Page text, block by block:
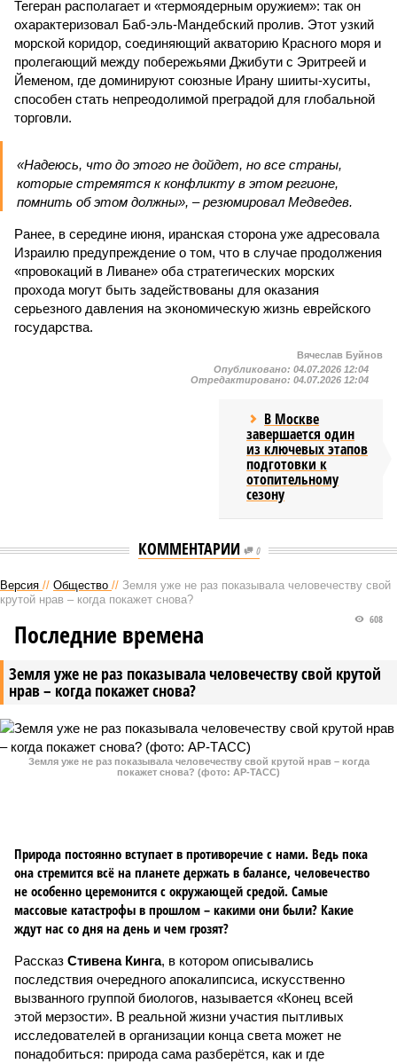
Тегеран располагает и «термоядерным оружием»: так он
охарактеризовал Баб-эль-Мандебский пролив. Этот узкий
морской коридор, соединяющий акваторию Красного моря и
пролегающий между побережьями Джибути с Эритреей и
Йеменом, где доминируют союзные Ирану шииты-хуситы,
способен стать непреодолимой преградой для глобальной
торговли.
«Надеюсь, что до этого не дойдет, но все страны,
которые стремятся к конфликту в этом регионе,
помнить об этом должны», – резюмировал Медведев.
Ранее, в середине июня, иранская сторона уже адресовала
Израилю предупреждение о том, что в случае продолжения
«провокаций в Ливане» оба стратегических морских
прохода могут быть задействованы для оказания
серьезного давления на экономическую жизнь еврейского
государства.
Вячеслав Буйнов
Опубликовано: 04.07.2026 12:04
Отредактировано: 04.07.2026 12:04
В Москве
завершается один
из ключевых этапов
подготовки к
отопительному
сезону
КОММЕНТАРИИ 0
Версия // Общество // Земля уже не раз показывала человечеству свой
крутой нрав – когда покажет снова?
Земля уже не раз показывала человечеству свой крутой
нрав – когда покажет снова?
608
Последние времена
Земля уже не раз показывала человечеству свой крутой нрав – когда
покажет снова? (фото: АР-ТАСС)
Природа постоянно вступает в противоречие с нами. Ведь пока
она стремится всё на планете держать в балансе, человечество
не особенно церемонится с окружающей средой. Самые
массовые катастрофы в прошлом – какими они были? Какие
ждут нас со дня на день и чем грозят?
Рассказ Стивена Кинга, в котором описывались
последствия очередного апокалипсиса, искусственно
вызванного группой биологов, называется «Конец всей
этой мерзости». В реальной жизни участия пытливых
исследователей в организации конца света может не
понадобиться: природа сама разберётся, как и где